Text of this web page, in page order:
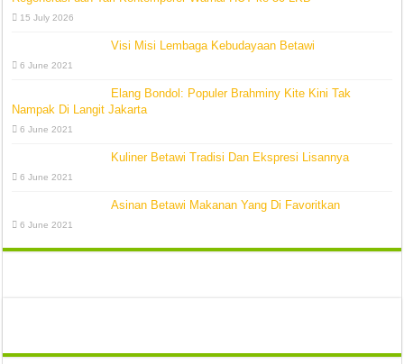
15 July 2026
Visi Misi Lembaga Kebudayaan Betawi
6 June 2021
Elang Bondol: Populer Brahminy Kite Kini Tak
Nampak Di Langit Jakarta
6 June 2021
Kuliner Betawi Tradisi Dan Ekspresi Lisannya
6 June 2021
Asinan Betawi Makanan Yang Di Favoritkan
6 June 2021